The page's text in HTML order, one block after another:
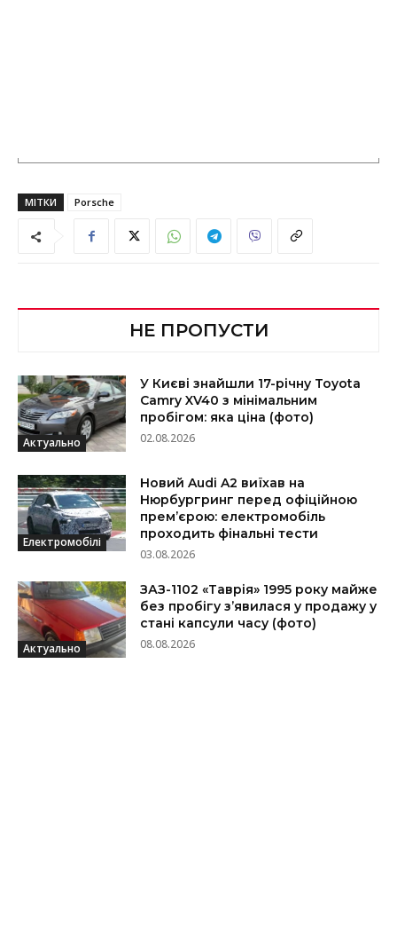
МІТКИ Porsche
НЕ ПРОПУСТИ
Актуально
У Києві знайшли 17-річну Toyota
Camry XV40 з мінімальним
пробігом: яка ціна (фото)
02.08.2026
Електромобілі
Новий Audi A2 виїхав на
Нюрбургринг перед офіційною
прем’єрою: електромобіль
проходить фінальні тести
03.08.2026
Актуально
ЗАЗ-1102 «Таврія» 1995 року майже
без пробігу з’явилася у продажу у
стані капсули часу (фото)
08.08.2026